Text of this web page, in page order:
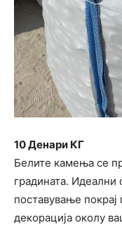
10 Денари КГ
Белите камења се
градината. Идеални
поставување покрај
декорација околу